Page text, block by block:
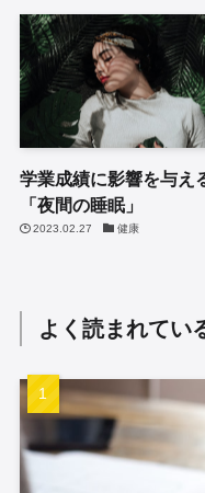
学業成績に影響を与え
「夜間の睡眠」
2023.02.27 健康
よく読まれてい